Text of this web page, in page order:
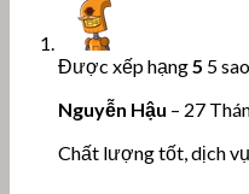
Được xếp hạng5 5 sao
Nguyễn Hậu – 27
Chất lượng tốt, dịch